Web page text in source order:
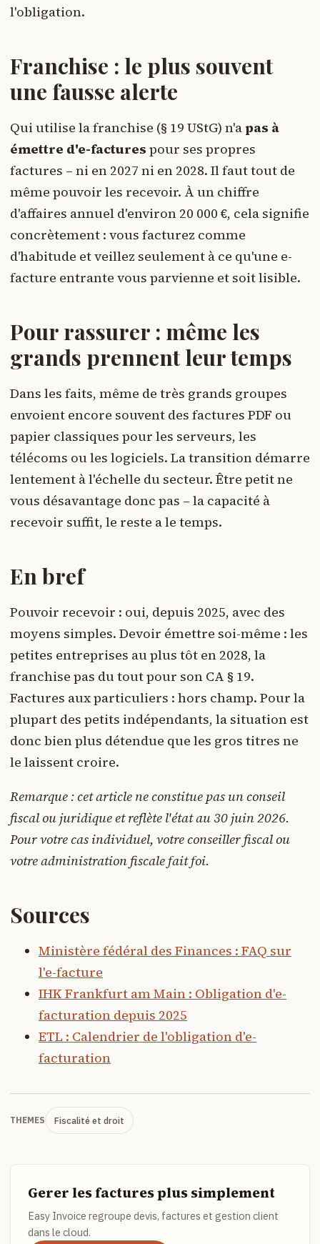
l'obligation.
Franchise : le plus souvent
une fausse alerte
Qui utilise la franchise (§ 19 UStG) n'apas à
émettre d'e-factures pour ses propres
factures – ni en 2027 ni en 2028. Il faut tout de
même pouvoir les recevoir. À un chiffre
d'affaires annuel d'environ 20 000 €, cela signifie
concrètement : vous facturez comme
d'habitude et veillez seulement à ce qu'une e-
facture entrante vous parvienne et soit lisible.
Pour rassurer : même les
grands prennent leur temps
Dans les faits, même de très grands groupes
envoient encore souvent des factures PDF ou
papier classiques pour les serveurs, les
télécoms ou les logiciels. La transition démarre
lentement à l'échelle du secteur. Être petit ne
vous désavantage donc pas – la capacité à
recevoir suffit, le reste a le temps.
En bref
Pouvoir recevoir : oui, depuis 2025, avec des
moyens simples. Devoir émettre soi-même : les
petites entreprises au plus tôt en 2028, la
franchise pas du tout pour son CA § 19.
Factures aux particuliers : hors champ. Pour la
plupart des petits indépendants, la situation est
donc bien plus détendue que les gros titres ne
le laissent croire.
Remarque : cet article ne constitue pas un conseil
fiscal ou juridique et reflète l'état au 30 juin 2026.
Pour votre cas individuel, votre conseiller fiscal ou
votre administration fiscale fait foi.
Sources
Ministère fédéral des Finances : FAQ sur
l'e-facture
IHK Frankfurt am Main : Obligation d'e-
facturation depuis 2025
ETL : Calendrier de l'obligation d'e-
facturation
THEMES Fiscalité et droit
Gerer les factures plus simplement
Easy Invoice regroupe devis, factures et gestion client
dans le cloud.